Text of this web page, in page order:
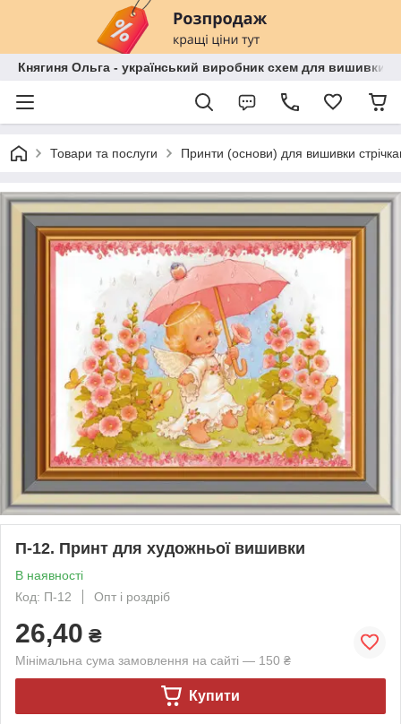
Княгиня Ольга - український виробник схем для вишивки
Товари та послуги Принти (основи) для вишивки
П-12. Принт для художньої вишивки
В наявності
Код: П-12
Опт і роздріб
26,40 ₴
Мінімальна сума замовлення на сайті — 150 ₴
Купити